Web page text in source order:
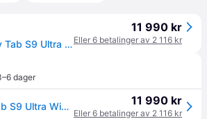
Samsung Galaxy Tab S9 Ultra WiFi 14.6 SM-X910 12GB RAM 512GB Beige
11 990 kr
Eller 6 betalinger av 2 116 kr
dager
Samsung Galaxy Tab S9 Ultra WiFi 14.6 SM-X910 12GB RAM 512GB Beige 11 990 kr
Eller 6 betalinger av 2 116 kr